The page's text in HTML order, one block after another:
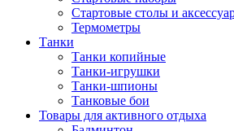
Стартовые столы и
Термометры
Танки
Танки копийные
Танки-игрушки
Танки-шпионы
Танковые бои
Товары для активного отдыха